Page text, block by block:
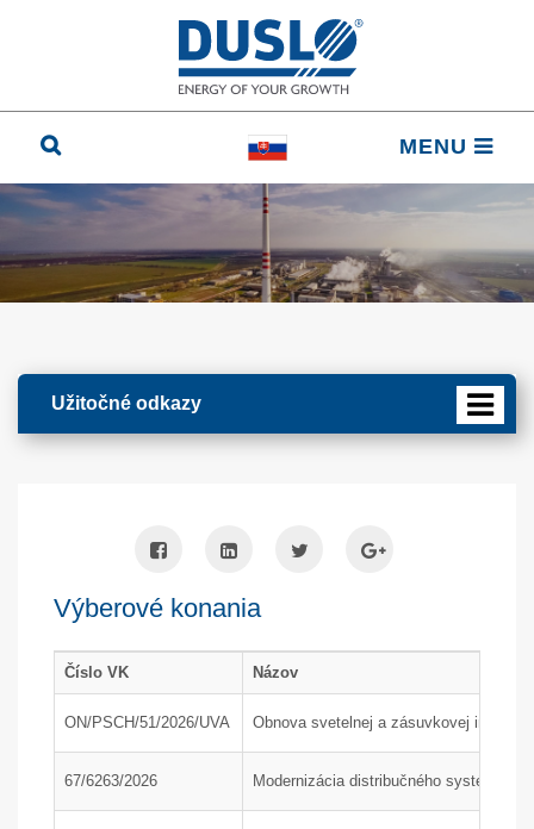
MENU
Užitočné odkazy
Výberové konania
Číslo VK Názov
ON/PSCH/51/2026/UVA Obnova svetelnej a zásuvkovej
67/6263/2026 Modernizácia distribučného systému